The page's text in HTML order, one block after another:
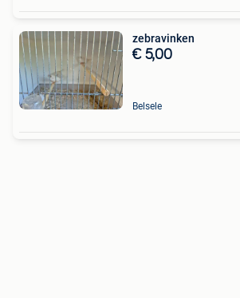
zebravinken
€ 5,00
Belsele